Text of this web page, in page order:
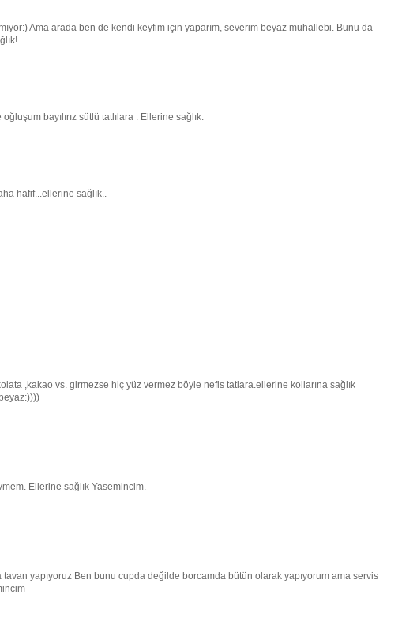
Ama arada ben de kendi keyfim için yaparım, severim beyaz muhallebi. Bunu da
bayılırız sütlü tatlılara . Ellerine sağlık.
hafif...ellerine sağlık..
,kakao vs. girmezse hiç yüz vermez böyle nefis tatlara.ellerine kollarına sağlık
Ellerine sağlık Yasemincim.
tavan yapıyoruz Ben bunu cupda değilde borcamda bütün olarak yapıyorum ama servis